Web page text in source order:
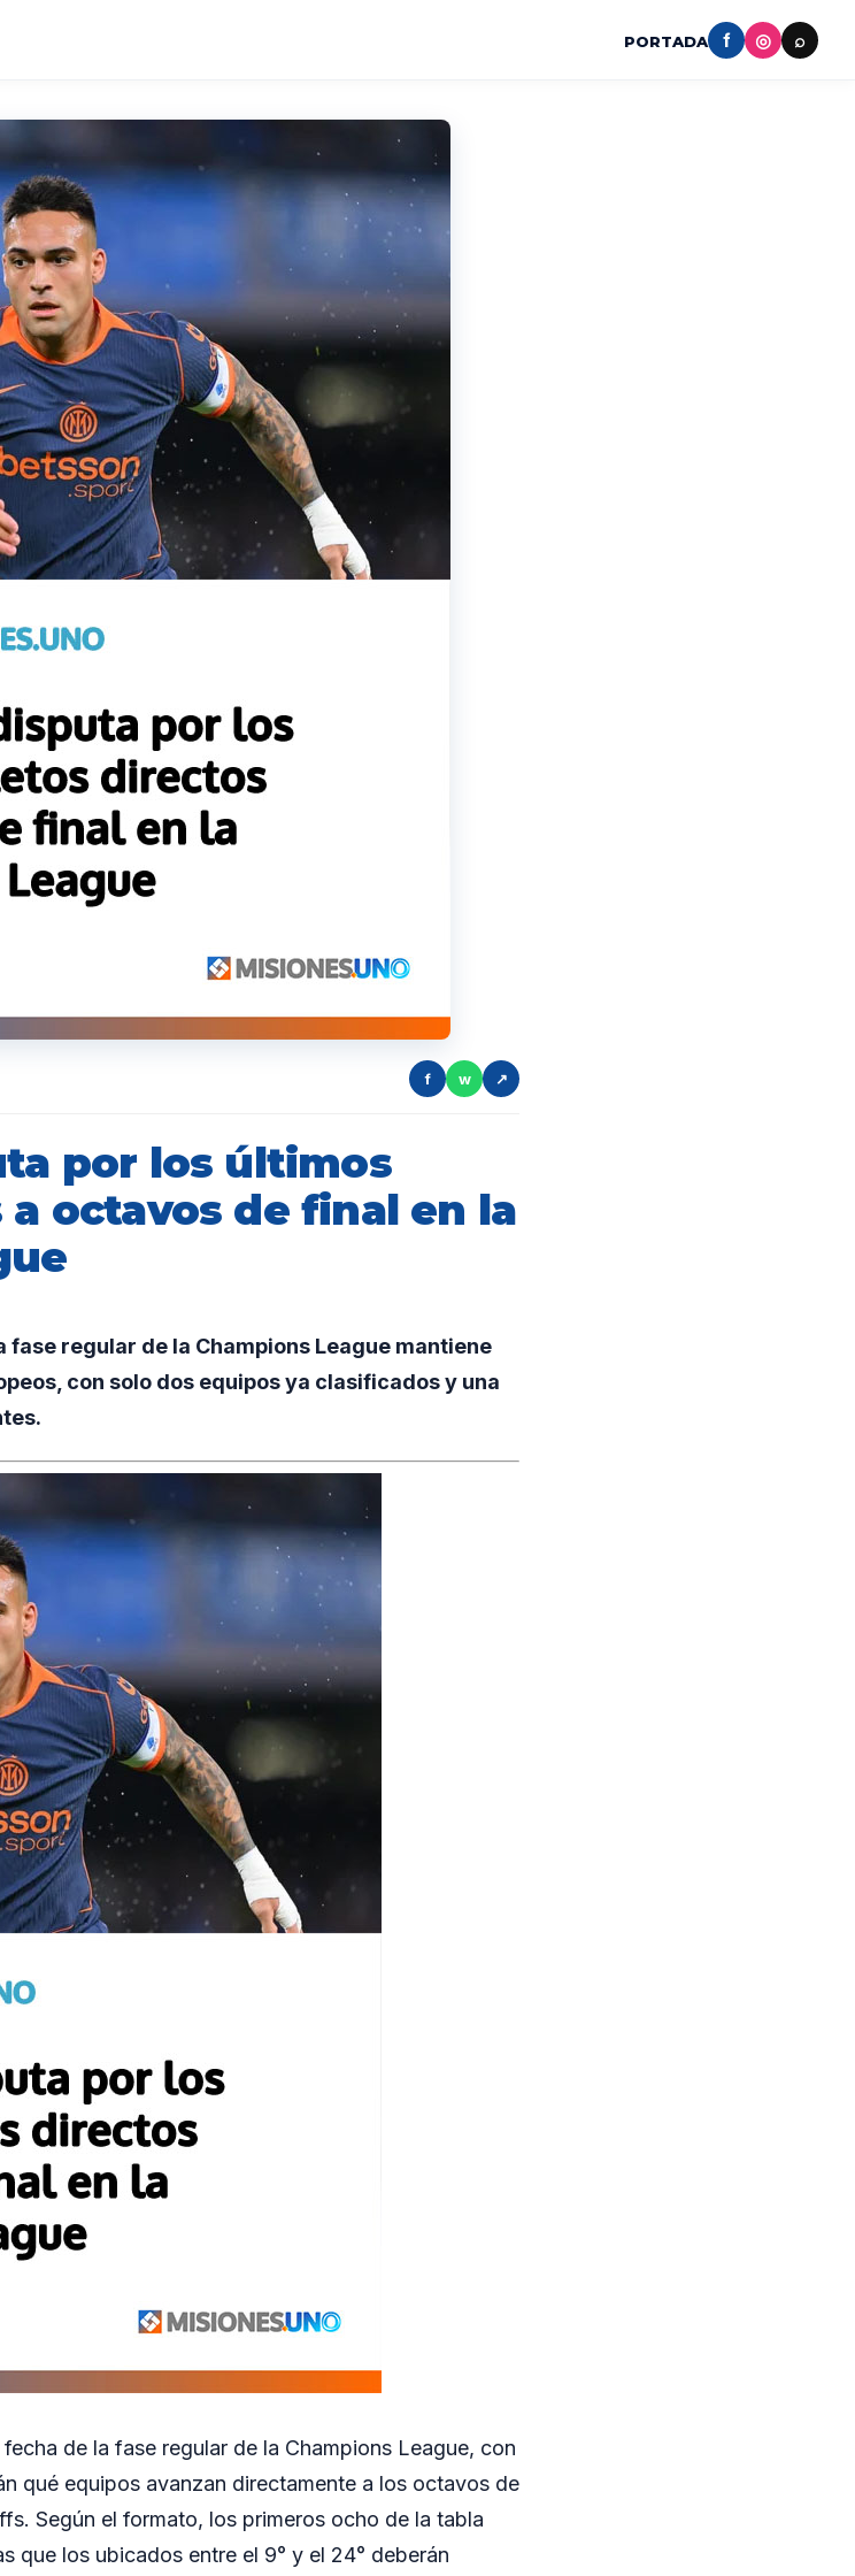
PORTADA f ◎ ⌕
f w ↗
por los últimos
octavos de final en la
fase regular de la Champions League mantiene
con solo dos equipos ya clasificados y una
de la fase regular de la Champions League, con
qué equipos avanzan directamente a los octavos de
Según el formato, los primeros ocho de la tabla
que los ubicados entre el 9° y el 24° deberán